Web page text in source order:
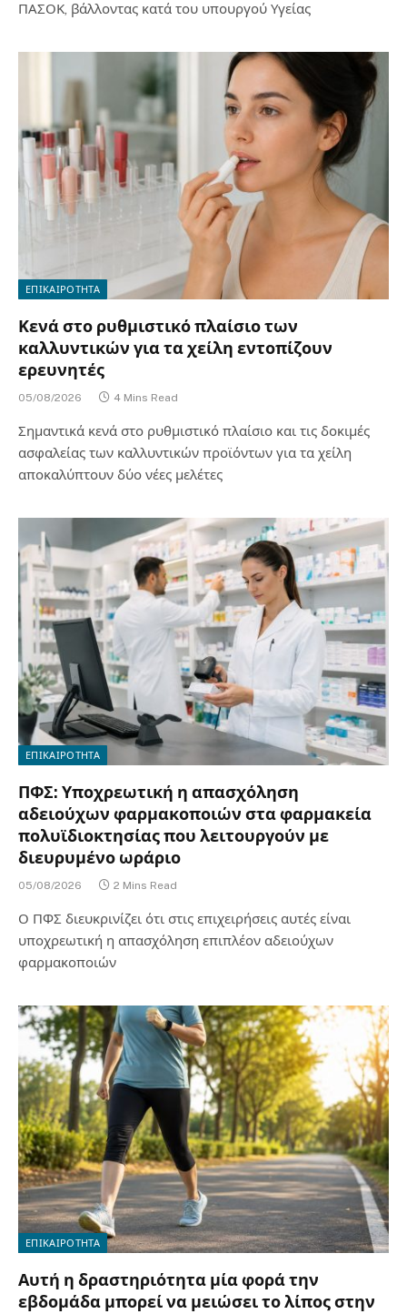
ΠΑΣΟΚ, βάλλοντας κατά του υπουργού Υγείας
ΕΠΙΚΑΙΡΟΤΗΤΑ
Κενά στο ρυθμιστικό πλαίσιο των
καλλυντικών για τα χείλη εντοπίζουν
ερευνητές
05/08/2026 4 Mins Read
Σημαντικά κενά στο ρυθμιστικό πλαίσιο και τις δοκιμές
ασφαλείας των καλλυντικών προϊόντων για τα χείλη
αποκαλύπτουν δύο νέες μελέτες
ΕΠΙΚΑΙΡΟΤΗΤΑ
ΠΦΣ: Υποχρεωτική η απασχόληση
αδειούχων φαρμακοποιών στα φαρμακεία
πολυϊδιοκτησίας που λειτουργούν με
διευρυμένο ωράριο
05/08/2026 2 Mins Read
Ο ΠΦΣ διευκρινίζει ότι στις επιχειρήσεις αυτές είναι
υποχρεωτική η απασχόληση επιπλέον αδειούχων
φαρμακοποιών
ΕΠΙΚΑΙΡΟΤΗΤΑ
Αυτή η δραστηριότητα μία φορά την
εβδομάδα μπορεί να μειώσει το λίπος στην